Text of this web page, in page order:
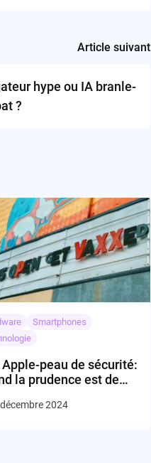
Article suivant
hype ou IA branle-
?
Smartphones
Apple-peau de sécurité:
la prudence est de
2024